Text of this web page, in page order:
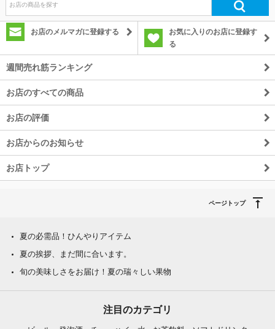
お店のメルマガに登録する
お気に入りのお店に登録す
る
週間売れ筋ランキング
お店のすべての商品
お店の評価
お店からのお知らせ
お店トップ
ページトップ
夏の必需品！ひんやりアイテム
夏の挨拶、まだ間に合います。
旬の美味しさをお届け！夏の瑞々しい果物
注目のカテゴリ